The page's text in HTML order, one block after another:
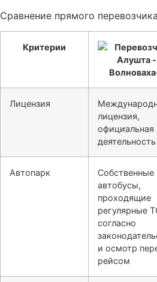
Сравнение прямого
Критерии
Лицензия
лицензия,
официальная
деятельность
Автопарк
Собственные
автобусы,
проходящие
регулярные
согласно
и осмотр
рейсом